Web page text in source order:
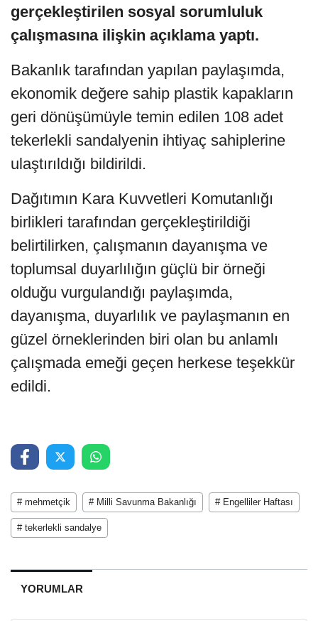
gerçekleştirilen sosyal sorumluluk
çalışmasına ilişkin açıklama yaptı.
Bakanlık tarafından yapılan paylaşımda,
ekonomik değere sahip plastik kapakların
geri dönüşümüyle temin edilen 108 adet
tekerlekli sandalyenin ihtiyaç sahiplerine
ulaştırıldığı bildirildi.
Dağıtımın Kara Kuvvetleri Komutanlığı
birlikleri tarafından gerçekleştirildiği
belirtilirken, çalışmanın dayanışma ve
toplumsal duyarlılığın güçlü bir örneği
olduğu vurgulandığı paylaşımda,
dayanışma, duyarlılık ve paylaşmanın en
güzel örneklerinden biri olan bu anlamlı
çalışmada emeği geçen herkese teşekkür
edildi.
# mehmetçik # Milli Savunma Bakanlığı # Engelliler Haftası
# tekerlekli sandalye
YORUMLAR